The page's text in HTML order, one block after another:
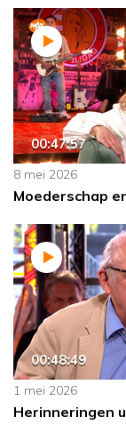
00:47:57
8 mei 2026
Moederschap
00:48:49
1 mei 2026
Herinneringen